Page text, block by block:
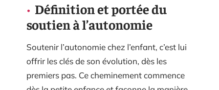
Définition et portée du
soutien à l’autonomie
Soutenir l’autonomie chez l’enfant, c’est lui
offrir les clés de son évolution, dès les
premiers pas. Ce cheminement commence